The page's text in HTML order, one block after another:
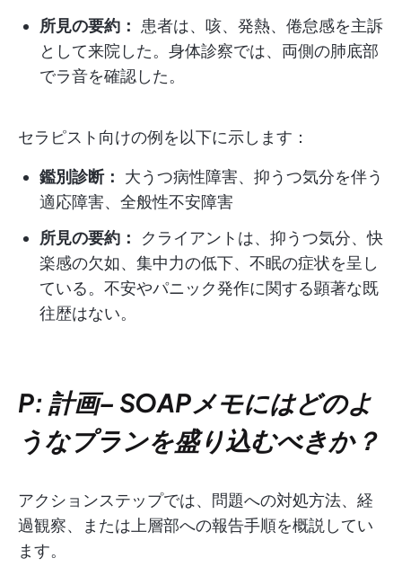
所見の要約：
患者は、咳、発熱、倦怠感を主訴
として来院した。身体診察では、両側の肺底部
でラ音を確認した。
セラピスト向けの例を以下に示します：
鑑別診断：
大うつ病性障害、抑うつ気分を伴う
適応障害、全般性不安障害
所見の要約：
クライアントは、抑うつ気分、快
楽感の欠如、集中力の低下、不眠の症状を呈し
ている。不安やパニック発作に関する顕著な既
往歴はない。
P: 計画– SOAPメモにはどのよ
うなプランを盛り込むべきか？
アクションステップでは、問題への対処方法、経
過観察、または上層部への報告手順を概説してい
ます。